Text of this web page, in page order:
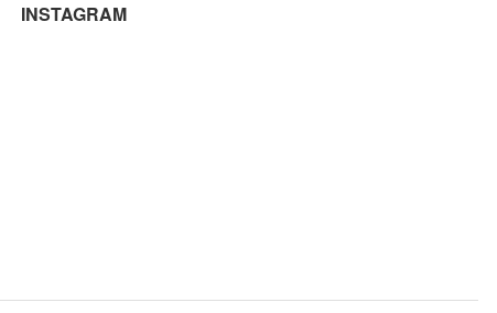
INSTAGRAM